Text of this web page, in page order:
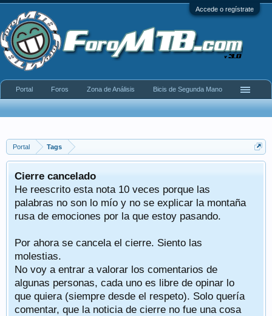
Accede o regístrate
Portal Tags
Cierre cancelado
He reescrito esta nota 10 veces porque las
palabras no son lo mío y no se explicar la montaña
rusa de emociones por la que estoy pasando.
Por ahora se cancela el cierre. Siento las
molestias.
No voy a entrar a valorar los comentarios de
algunas personas, cada uno es libre de opinar lo
que quiera (siempre desde el respeto). Solo quería
comentar, que la noticia de cierre no fue una cosa
Portal Foros Zona de Análisis Bicis de Segunda Mano